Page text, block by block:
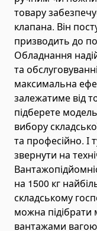
Transmission Repair
Suspension Repair
Spring Compressors
Tire Maintenance Tools
Cooling System Tools
Motorcycle Lift Jacks
Grinding & Polishing
Machinery Shim Sets
Гідравліка
Комплекти
Гідроциліндри
Гідроциліндри
Комплектуючі для
товару
клапана. Він
призводить до
Обладнання
та
максимальна
залежатиме від
підберете
вибору
та професійно. І
звернути на
на 1500 кг
складському
можна підібрати
вантажами вагою